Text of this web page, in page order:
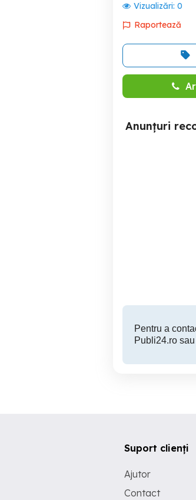
Vizualizări: 0
Raportează
Anunțuri
Pentru a
Publi24.ro
Suport clienți
Ajutor
Contact